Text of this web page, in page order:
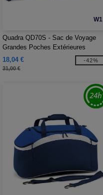
W1
Quadra QD70S - Sac de Voyage
Grandes Poches Extérieures
18,04 €
31,00 €
-42%